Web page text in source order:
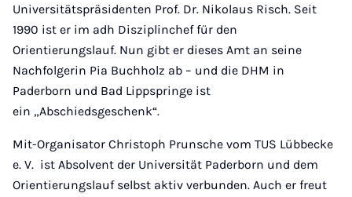
Universitätspräsidenten Prof. Dr. Nikolaus Risch. Seit
1990 ist er im adh Disziplinchef für den
Orientierungslauf. Nun gibt er dieses Amt an seine
Nachfolgerin Pia Buchholz ab – und die DHM in
Paderborn und Bad Lippspringe ist
ein „Abschiedsgeschenk“.
Mit-Organisator Christoph Prunsche vom TUS Lübbecke
e. V. ist Absolvent der Universität Paderborn und dem
Orientierungslauf selbst aktiv verbunden. Auch er freut